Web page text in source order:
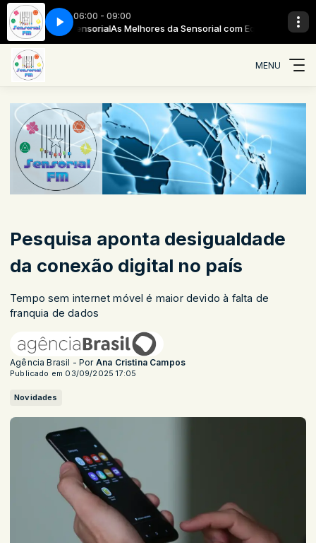
06:00 - 09:00
Equipe SensorialAs Melhores da Sensorial com Equipe Sensorial
- iuri_tt1@hotmailBIAFRA - SONHO DE ICARO - iuri_tt1@hotmail
MENU
Pesquisa aponta desigualdade
da conexão digital no país
Tempo sem internet móvel é maior devido à falta de
franquia de dados
Agência Brasil - Por Ana Cristina Campos
Publicado em 03/09/2025 17:05
Novidades